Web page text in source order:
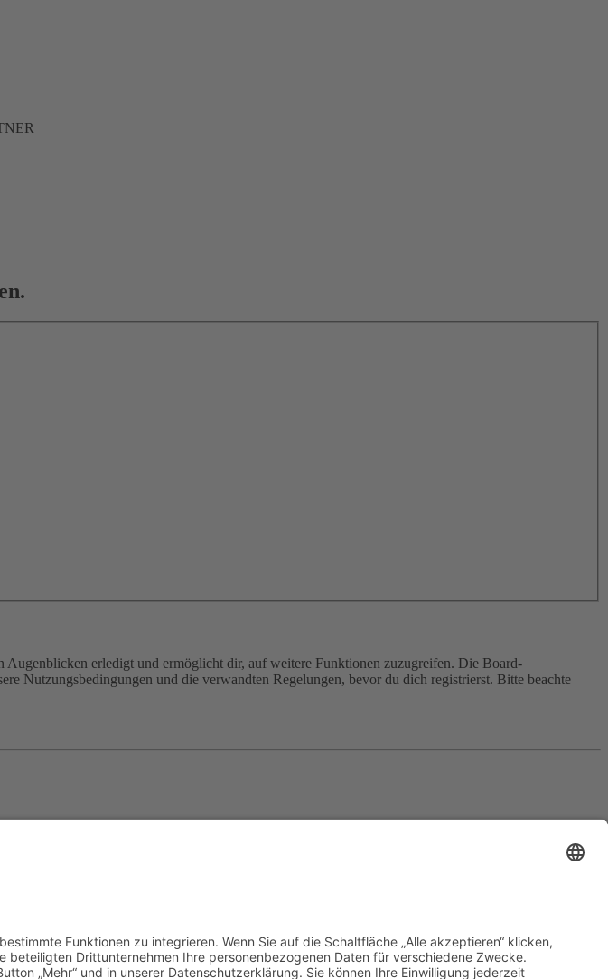
erledigt und ermöglicht dir, auf weitere Funktionen zuzugreifen. Die Board-
Nutzungsbedingungen und die verwandten Regelungen, bevor du dich registrierst. Bitte beachte